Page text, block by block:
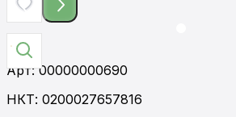
Арт:00000000690
НКТ: 0200027657816